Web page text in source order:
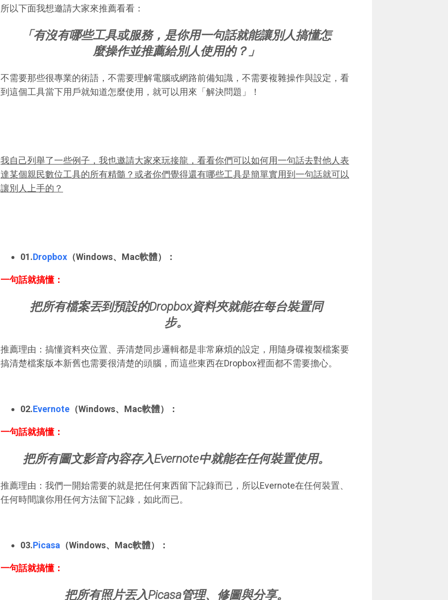
所以下面我想邀請大家來推薦看看：
「有沒有哪些工具或服務，是你用一句話就能讓別人搞懂怎
麼操作並推薦給別人使用的？」
不需要那些很專業的術語，不需要理解電腦或網路前備知識，不需要複雜操作與設定，看
到這個工具當下用戶就知道怎麼使用，就可以用來「解決問題」！
我自己列舉了一些例子，我也邀請大家來玩接龍，看看你們可以如何用一句話去對他人表
達某個親民數位工具的所有精髓？或者你們覺得還有哪些工具是簡單實用到一句話就可以
讓別人上手的？
01.Dropbox （Windows、Mac軟體） ：
一句話就搞懂：
把所有檔案丟到預設的Dropbox資料夾就能在每台裝置同
步。
推薦理由：搞懂資料夾位置、弄清楚同步邏輯都是非常麻煩的設定，用隨身碟複製檔案要
搞清楚檔案版本新舊也需要很清楚的頭腦，而這些東西在Dropbox裡面都不需要擔心。
02.Evernote （Windows、Mac軟體） ：
一句話就搞懂：
把所有圖文影音內容存入Evernote中就能在任何裝置使用。
推薦理由：我們一開始需要的就是把任何東西留下記錄而已，所以Evernote在任何裝置、
任何時間讓你用任何方法留下記錄，如此而已。
03.Picasa （Windows、Mac軟體） ：
一句話就搞懂：
把所有照片丟入Picasa管理、修圖與分享。